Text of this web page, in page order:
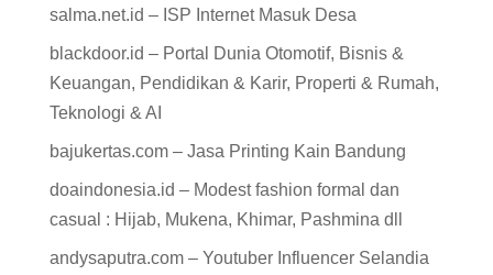
salma.net.id – ISP Internet Masuk Desa
blackdoor.id – Portal Dunia Otomotif, Bisnis &
Keuangan, Pendidikan & Karir, Properti & Rumah,
Teknologi & AI
bajukertas.com – Jasa Printing Kain Bandung
doaindonesia.id – Modest fashion formal dan
casual : Hijab, Mukena, Khimar, Pashmina dll
andysaputra.com – Youtuber Influencer Selandia